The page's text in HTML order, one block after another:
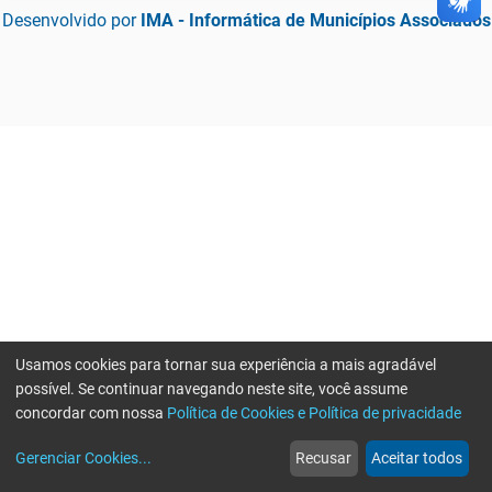
Desenvolvido por IMA - Informática de Municípios Associados
web
Notícias
more_horiz
Mais
Usamos cookies para tornar sua experiência a mais agradável
possível. Se continuar navegando neste site, você assume
concordar com nossa Política de Cookies e Política de privacidade
Gerenciar Cookies... Recusar Aceitar todos